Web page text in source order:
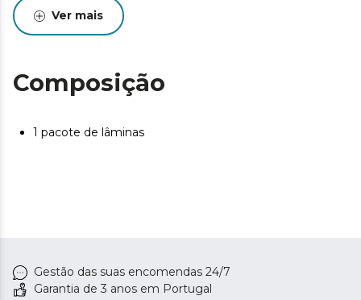
Ver mais
Composição
1 pacote de lâminas
Gestão das suas encomendas 24/7
Garantia de 3 anos em Portugal